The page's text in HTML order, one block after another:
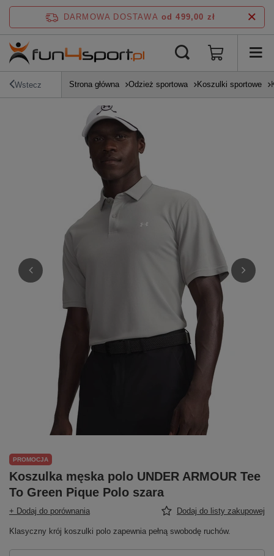
DARMOWA DOSTAWA od 499,00 zł
Wstecz Strona główna Odzież sportowa Koszulki sportowe
PROMOCJA
Koszulka męska polo UNDER ARMOUR Tee
To Green Pique Polo szara
+ Dodaj do porównania Dodaj do listy zakupowej
Klasyczny krój koszulki polo zapewnia pełną swobodę ruchów.